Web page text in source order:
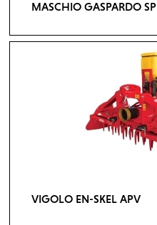
MASCHIO GASPARDO SP
VIGOLO EN-SKEL APV